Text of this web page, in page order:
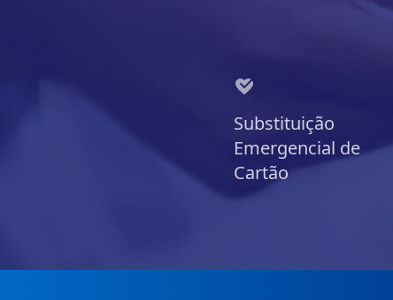
Substituição
Emergencial de
Cartão